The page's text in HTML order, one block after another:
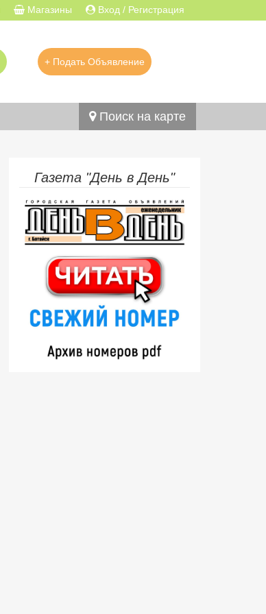
Вход / Регистрация
Магазины
+ Подать Объявление
Поиск на карте
Газета "День в День"